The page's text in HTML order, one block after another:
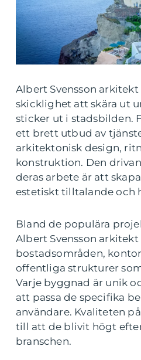
Albert Svensson
skicklighet att skära ut
sticker ut i stadsbilden.
ett brett utbud av
arkitektonisk design,
konstruktion. Den
deras arbete är att
estetiskt tilltalande och
Bland de populära
Albert Svensson
bostadsområden,
offentliga strukturer
Varje byggnad är unik
att passa de specifika
användare. Kvaliteten
till att de blivit högt
branschen.